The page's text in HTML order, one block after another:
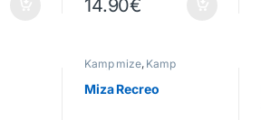
14.90€
Kamp mize, Kamp
pohištvo
Miza Recreo